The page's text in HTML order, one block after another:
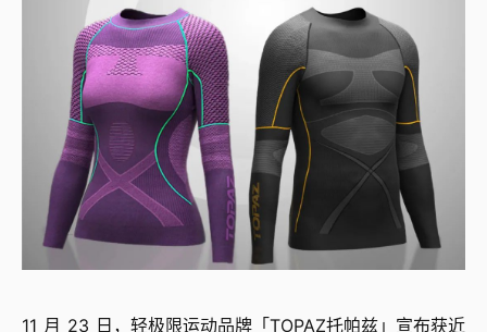
11 月 23 日，轻极限运动品牌「TOPAZ托帕兹」宣布获近